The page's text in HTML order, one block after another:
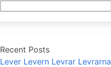
Recent Posts
Lever Levern Levrar Levrarna